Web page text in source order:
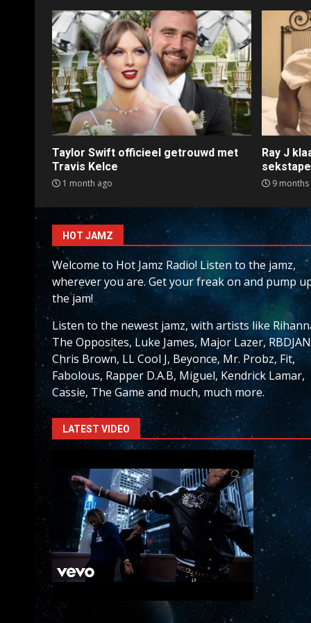
Taylor Swift officieel getrouwd met
Travis Kelce
1 month ago
Ray J
sekstape
9 months
HOT JAMZ
Welcome to Hot Jamz Radio! Listen to the jamz,
wherever you are. Get your freak on and pump
the jam!
Listen to the newest jamz, with artists like
The Opposites, Luke James, Major Lazer,
Chris Brown, LL Cool J, Beyonce, Mr. Probz, Fit,
Fabolous, Rapper D.A.B, Miguel, Kendrick Lamar,
Cassie, The Game and much, much more.
LATEST VIDEO